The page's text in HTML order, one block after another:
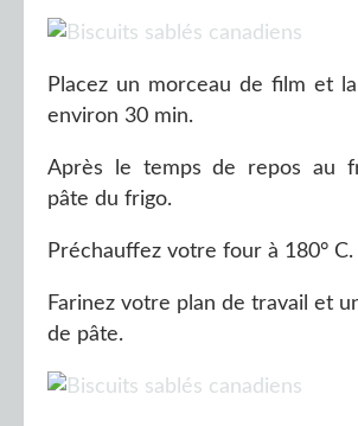
Placez un morceau de film et
environ 30 min.
Après le temps de repos au
pâte du frigo.
Préchauffez votre four à 180° C.
Farinez votre plan de travail et
de pâte.